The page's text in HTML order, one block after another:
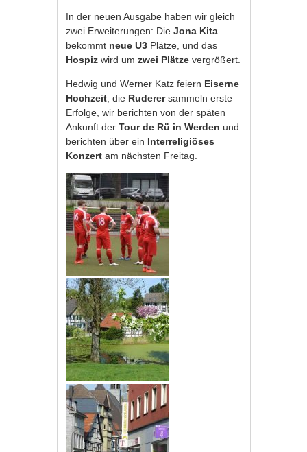
In der neuen Ausgabe haben wir gleich
zwei Erweiterungen: DieJona Kita
bekommt neue U3 Plätze, und das
Hospiz wird umzwei Plätze vergrößert.
Hedwig und Werner Katz feiern Eiserne
Hochzeit , die Ruderersammeln erste
Erfolge, wir berichten von der späten
Ankunft derTour de Rü in Werden und
berichten über ein Interreligiöses
Konzert am nächsten Freitag.